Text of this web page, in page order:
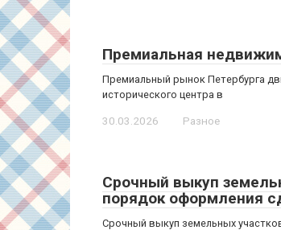
Премиальная
Премиальный рынок Петербурга
исторического центра в
30.03.2026 Разное
Срочный выкуп
порядок оформления
Срочный выкуп земельных